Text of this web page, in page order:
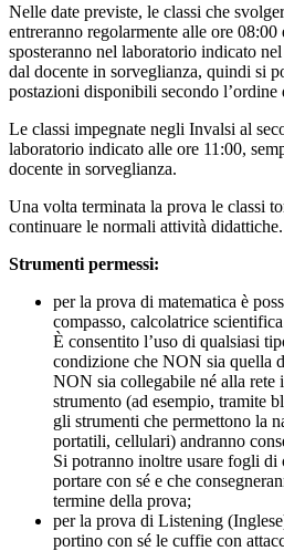
Nelle date previste, le classi che
entreranno regolarmente alle ore 08:00
sposteranno nel laboratorio indicato
dal docente in sorveglianza, quindi si
postazioni disponibili secondo l’ordine
Le classi impegnate negli Invalsi al
laboratorio indicato alle ore 11:00,
docente in sorveglianza.
Una volta terminata la prova le classi
continuare le normali attività didattiche.
Strumenti permessi:
per la prova di matematica è
compasso, calcolatrice
È consentito l’uso di qualsiasi
condizione che NON sia quella
NON sia collegabile né alla rete
strumento (ad esempio, tramite
gli strumenti che permettono la
portatili, cellulari) andranno
Si potranno inoltre usare fogli di
portare con sé e che
termine della prova;
per la prova di Listening
portino con sé le cuffie con